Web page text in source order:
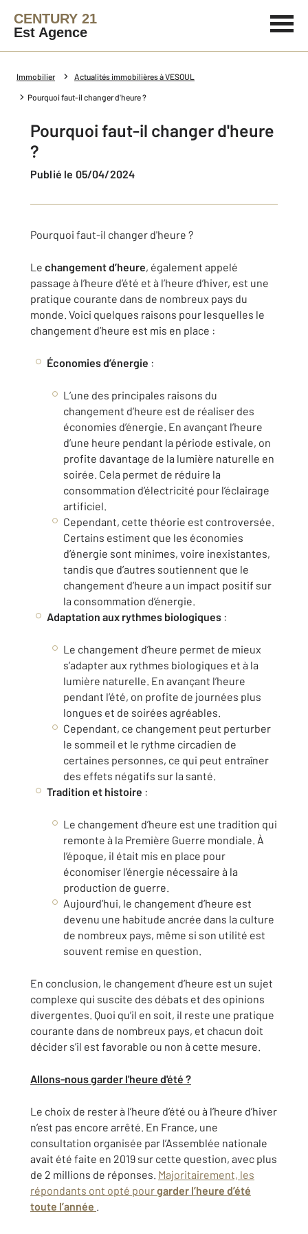
CENTURY 21
Est Agence
Immobilier Actualités immobilières à VESOUL
Pourquoi faut-il changer d'heure ?
Pourquoi faut-il changer d'heure
?
Publié le 05/04/2024
Pourquoi faut-il changer d'heure ?
Le changement d’heure, également appelé
passage à l’heure d’été et à l’heure d’hiver, est une
pratique courante dans de nombreux pays du
monde. Voici quelques raisons pour lesquelles le
changement d’heure est mis en place :
Économies d’énergie :
L’une des principales raisons du
changement d’heure est de réaliser des
économies d’énergie. En avançant l’heure
d’une heure pendant la période estivale, on
profite davantage de la lumière naturelle en
soirée. Cela permet de réduire la
consommation d’électricité pour l’éclairage
artificiel.
Cependant, cette théorie est controversée.
Certains estiment que les économies
d’énergie sont minimes, voire inexistantes,
tandis que d’autres soutiennent que le
changement d’heure a un impact positif sur
la consommation d’énergie.
Adaptation aux rythmes biologiques :
Le changement d’heure permet de mieux
s’adapter aux rythmes biologiques et à la
lumière naturelle. En avançant l’heure
pendant l’été, on profite de journées plus
longues et de soirées agréables.
Cependant, ce changement peut perturber
le sommeil et le rythme circadien de
certaines personnes, ce qui peut entraîner
des effets négatifs sur la santé.
Tradition et histoire :
Le changement d’heure est une tradition qui
remonte à la Première Guerre mondiale. À
l’époque, il était mis en place pour
économiser l’énergie nécessaire à la
production de guerre.
Aujourd’hui, le changement d’heure est
devenu une habitude ancrée dans la culture
de nombreux pays, même si son utilité est
souvent remise en question.
En conclusion, le changement d’heure est un sujet
complexe qui suscite des débats et des opinions
divergentes. Quoi qu’il en soit, il reste une pratique
courante dans de nombreux pays, et chacun doit
décider s’il est favorable ou non à cette mesure.
Allons-nous garder l'heure d'été ?
Le choix de rester à l’heure d’été ou à l’heure d’hiver
n’est pas encore arrêté. En France, une
consultation organisée par l’Assemblée nationale
avait été faite en 2019 sur cette question, avec plus
de 2 millions de réponses. Majoritairement, les
répondants ont opté pourgarder l’heure d’été
toute l’année .